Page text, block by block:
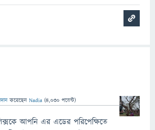
করেছেন Nadia (4,030 পয়েন্ট)
আপনি এর এডের পরিপেক্ষিতে